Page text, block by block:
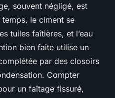
souvent négligé, est
le ciment se
tuiles faîtières, et l’eau
bien faite utilise un
par des closoirs
Compter
un faîtage fissuré,